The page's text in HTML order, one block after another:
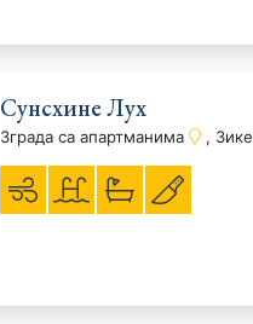
Сунсхине Луx
Зграда са апартманима ,